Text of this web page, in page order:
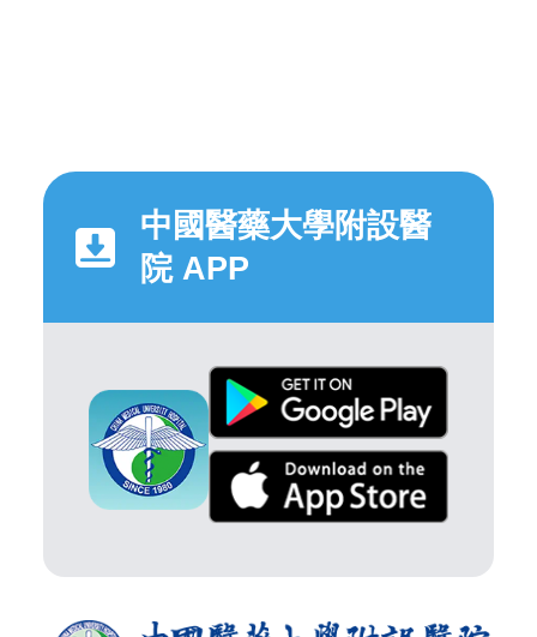
中國醫藥大學附設醫
院 APP